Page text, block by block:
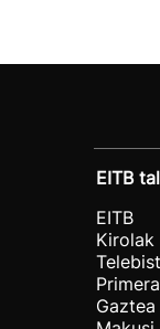
EITB
EITB
Kirolak
Gaztea